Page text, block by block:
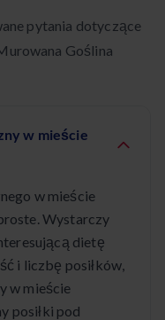
pytania dotyczące
Goślina
w mieście
w mieście
Wystarczy
dietę
i liczbę posiłków,
w mieście
posiłki pod